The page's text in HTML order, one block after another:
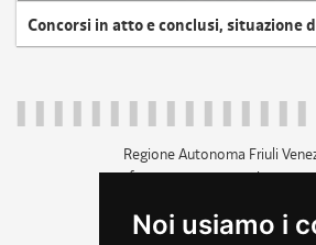
Noi usiamo i
Concorsi in atto e conclusi, situazione
Regione Autonoma Friuli
c.f. 80014930327; p.iva
+39 040 3771111